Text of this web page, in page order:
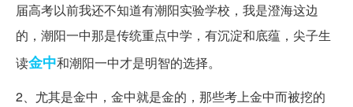
届高考以前我还不知道有潮阳实验学校，我是澄海这边
的，潮阳一中那是传统重点中学，有沉淀和底蕴，尖子生
读金中和潮阳一中才是明智的选择。
2、尤其是金中，金中就是金的，那些考上金中而被挖的